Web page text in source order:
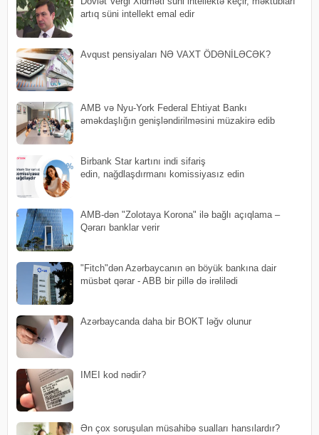
artıq süni intellekt emal edir
Avqust pensiyaları NƏ VAXT ÖDƏNİLƏCƏK?
AMB və Nyu-York Federal Ehtiyat Bankı
əməkdaşlığın genişləndirilməsini müzakirə edib
Birbank Star kartını indi sifariş
edin, nağdlaşdırmanı komissiyasız edin
AMB-dən "Zolotaya Korona" ilə bağlı açıqlama –
Qərarı banklar verir
"Fitch"dən Azərbaycanın ən böyük bankına dair
müsbət qərar - ABB bir pillə də irəlilədi
Azərbaycanda daha bir BOKT ləğv olunur
IMEI kod nədir?
Ən çox soruşulan müsahibə sualları hansılardır?